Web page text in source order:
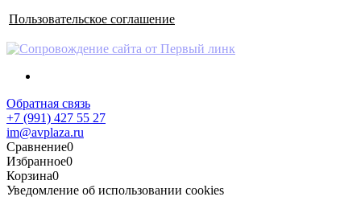
Пользовательское соглашение
Обратная связь
+7 (991) 427 55 27
im@avplaza.ru
Сравнение0
Избранное0
Корзина0
Уведомление об использовании cookies